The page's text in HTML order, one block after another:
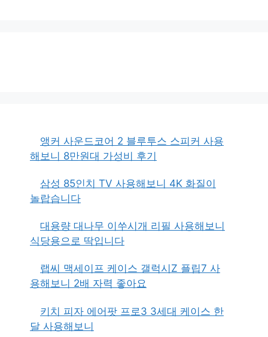
앵커 사운드코어 2 블루투스 스피커 사용
해보니 8만원대 가성비 후기
삼성 85인치 TV 사용해보니 4K 화질이
놀랍습니다
대용량 대나무 이쑤시개 리필 사용해보니
식당용으로 딱입니다
랩씨 맥세이프 케이스 갤럭시Z 플립7 사
용해보니 2배 자력 좋아요
키치 피자 에어팟 프로3 3세대 케이스 한
달 사용해보니